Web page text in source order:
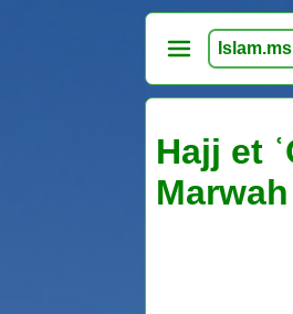
Islam.ms
Hajj et
Marwah